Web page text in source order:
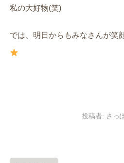
私の大好物(笑)
では、明日からもみなさんが笑
投稿者: さっ